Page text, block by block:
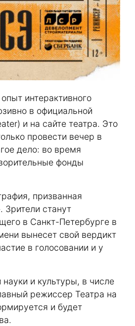
интерактивного
в официальной
) и на сайте театра. Это
провести вечер в
дело: во время
фонды
призванная
Зрители станут
в Санкт-Петербурге в
вынесет свой вердикт
в голосовании и у
и культуры, в числе
режиссер Театра на
и будет